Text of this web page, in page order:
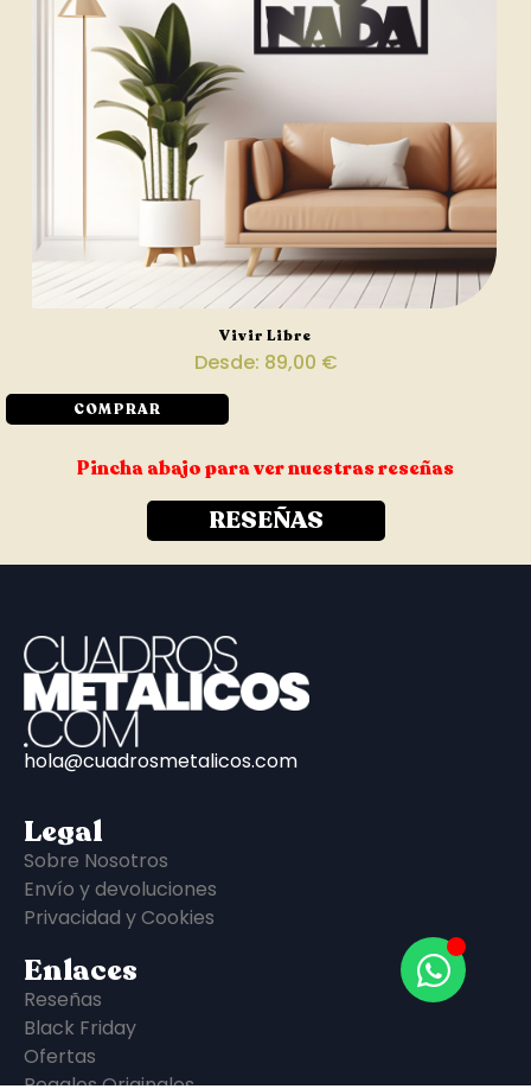
Vivir Libre
Desde: 89,00 €
COMPRAR
Pincha abajo para ver nuestras reseñas
RESEÑAS
hola@cuadrosmetalicos.com
Legal
Sobre Nosotros
Envío y devoluciones
Privacidad y Cookies
Enlaces
Reseñas
Black Friday
Ofertas